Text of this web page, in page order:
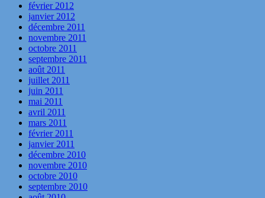
février 2012
janvier 2012
décembre 2011
novembre 2011
octobre 2011
septembre 2011
août 2011
juillet 2011
juin 2011
mai 2011
avril 2011
mars 2011
février 2011
janvier 2011
décembre 2010
novembre 2010
octobre 2010
septembre 2010